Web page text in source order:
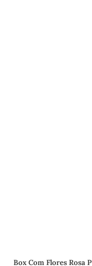
Box Com Flores Rosa P